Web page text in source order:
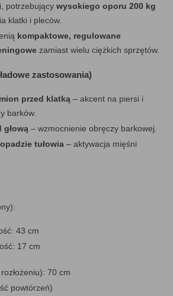
potrzebujący wysokiego oporu 200 kg
klatki i pleców.
kompaktowe, regulowane
zamiast wielu ciężkich sprzętów.
zastosowania)
przed klatką – akcent na piersi i
barków.
głową – wzmocnienie obręczy barkowej.
tułowia – aktywacja mięśni
43 cm
17 cm
70 cm
powtórzeń)